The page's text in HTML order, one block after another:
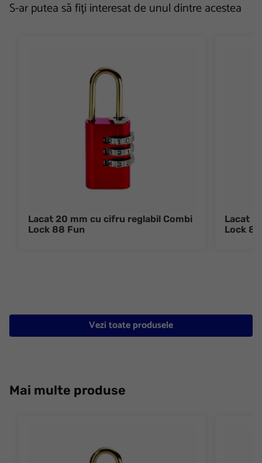
S-ar putea să fiți interesat de unul dintre acestea
Lacat 20 mm cu cifru reglabil Combi
Lock 88 Fun
Lacat
Lock
Vezi toate produsele
Mai multe produse